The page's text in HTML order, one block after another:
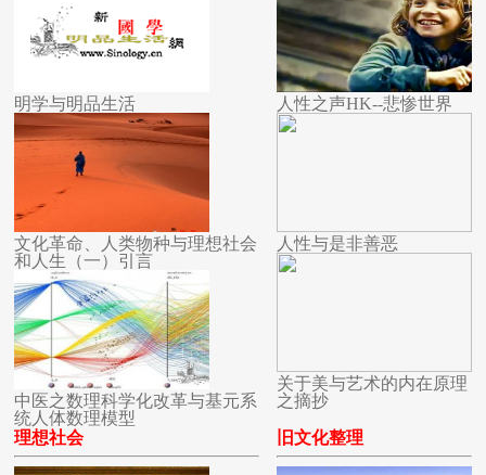
明学与明品生活
文化革命、人类物种与理想社会
和人生（一）引言
中医之数理科学化改革与基元系
统人体数理模型
人性之声HK--悲惨世界
人性与是非善恶
关于美与艺术的内在原理
之摘抄
理想社会
旧文化整理